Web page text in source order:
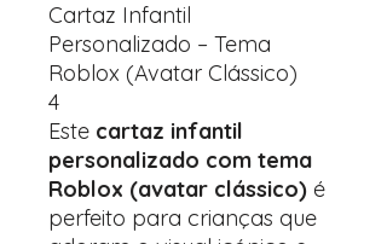
Cartaz Infantil
Personalizado – Tema
Roblox (Avatar Clássico)
4
Este cartaz infantil
personalizado com tema
Roblox (avatar clássico) é
perfeito para crianças que